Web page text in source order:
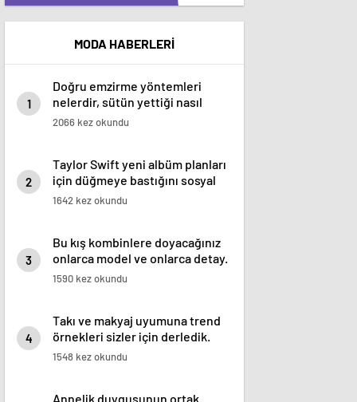
MODA HABERLERİ
1
Doğru emzirme yöntemleri
nelerdir, sütün yettiği nasıl
anlaşılır?
2066 kez okundu
2
Taylor Swift yeni albüm planları
için düğmeye bastığını sosyal
medyadan duyurdu!
1642 kez okundu
3
Bu kış kombinlere doyacağınız
onlarca model ve onlarca detay.
1590 kez okundu
4
Takı ve makyaj uyumuna trend
örnekleri sizler için derledik.
1548 kez okundu
Annelik duygusunun ortak